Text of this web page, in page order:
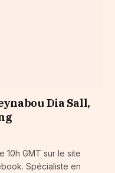
Dia Sall,
10h GMT sur le site
Spécialiste en